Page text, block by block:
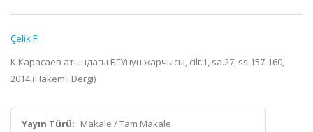
Çelik F.
К.Карасаев атындагы БГУнун жарчысы, cilt.1, sa.27, ss.157-160,
2014 (Hakemli Dergi)
Yayın Türü: Makale / Tam Makale